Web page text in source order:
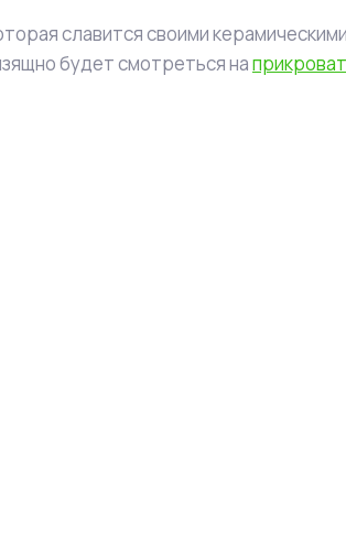
славится своими
будет смотреться на